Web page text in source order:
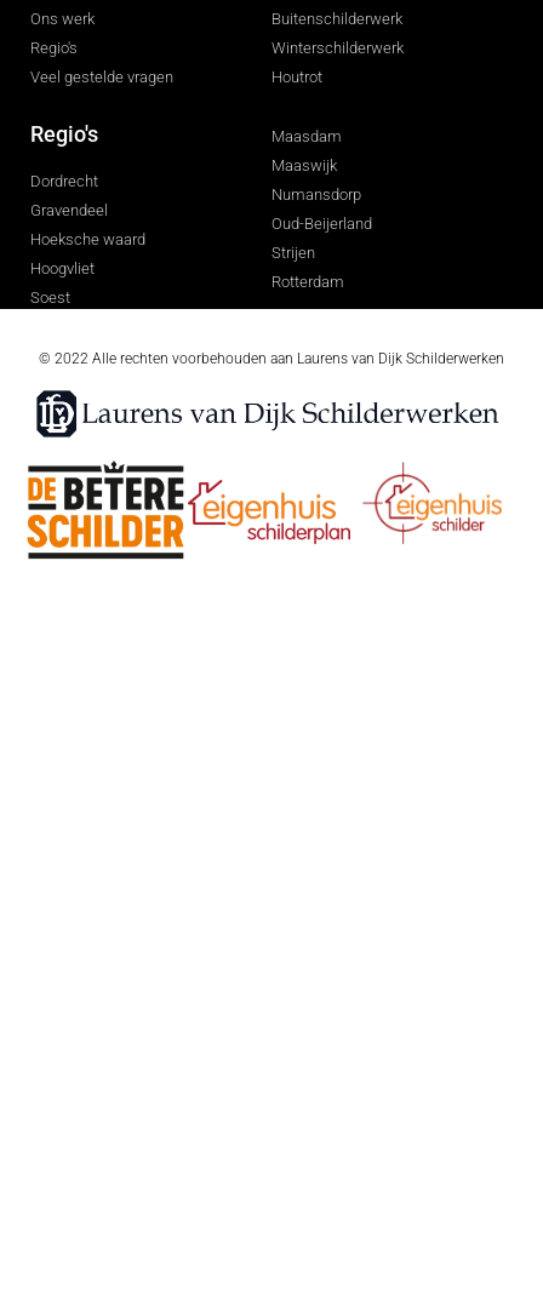
Ons werk
Regio's
Veel gestelde vragen
Buitenschilderwerk
Winterschilderwerk
Houtrot
Regio's
Dordrecht
Gravendeel
Hoeksche waard
Hoogvliet
Soest
Maasdam
Maaswijk
Numansdorp
Oud-Beijerland
Strijen
Rotterdam
© 2022 Alle rechten voorbehouden aan Laurens van Dijk Schilderwerken